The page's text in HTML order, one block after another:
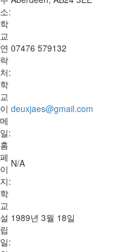
소:
학
교
연
락
처:
07476 579132
학
교
이
메
일:
deuxjaes@gmail.com
홈
페
이
지:
N/A
학
교
설
립
일:
1989년 3월 18일